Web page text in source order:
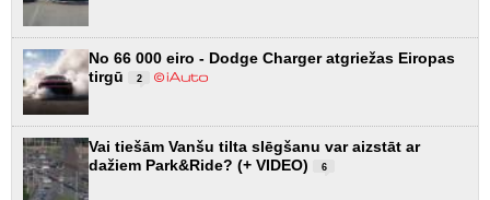
No 66 000 eiro - Dodge Charger atgriežas Eiropas
tirgū
2
Vai tiešām Vanšu tilta slēgšanu var aizstāt ar
dažiem Park&Ride? (+ VIDEO)
6